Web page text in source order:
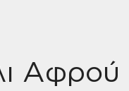
Αφρού